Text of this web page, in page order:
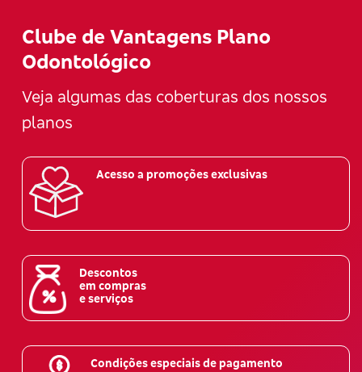
Clube de Vantagens Plano
Odontológico
Veja algumas das coberturas dos nossos
planos
Acesso a promoções exclusivas
Descontos
em compras
e serviços
Condições especiais de pagamento